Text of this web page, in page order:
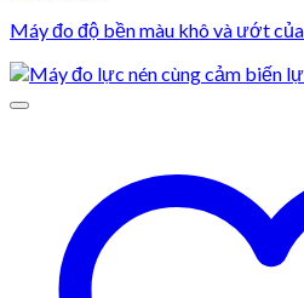
Máy đo độ bền màu khô và ướt